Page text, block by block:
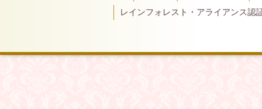
レインフォレスト・アライアンス認